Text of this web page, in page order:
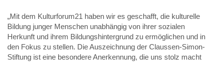
„Mit dem Kulturforum21 haben wir es geschafft, die kulturelle
Bildung junger Menschen unabhängig von ihrer sozialen
Herkunft und ihrem Bildungshintergrund zu ermöglichen und in
den Fokus zu stellen. Die Auszeichnung der Claussen-Simon-
Stiftung ist eine besondere Anerkennung, die uns stolz macht